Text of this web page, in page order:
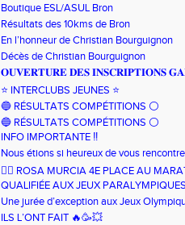
Boutique ESL/ASUL Bron
Résultats des 10kms de Bron
En l’honneur de Christian Bourguignon
Décès de Christian Bourguignon
𝐎𝐔𝐕𝐄𝐑𝐓𝐔𝐑𝐄 𝐃𝐄𝐒 𝐈𝐍𝐒𝐂𝐑𝐈𝐏𝐓𝐈𝐎𝐍𝐒
⭐️ INTERCLUBS JEUNES ⭐️
🔵 RÉSULTATS COMPÉTITIONS ⚪️
🔵 RÉSULTATS COMPÉTITIONS ⚪️
INFO IMPORTANTE ‼️
Nous étions si heureux de vous
🏃‍♀️ ROSA MURCIA 4E PLACE AU
QUALIFIÉE AUX JEUX
Une jurée d’exception aux Jeux
ILS L’ONT FAIT 🔥🥳💥